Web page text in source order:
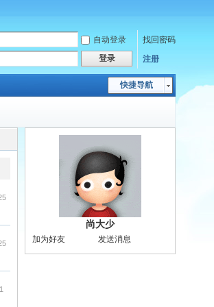
自动登录
找回密码
登录 注册
快捷导航
尚大少
加为好友 发送消息